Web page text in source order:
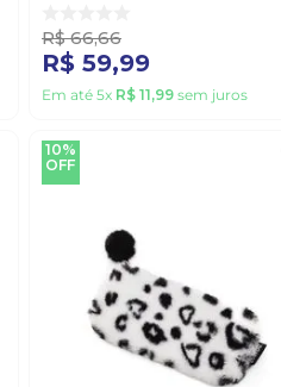
R$ 66,66
R$ 59,99
Em até 5x R$ 11,99sem juros
10%
OFF